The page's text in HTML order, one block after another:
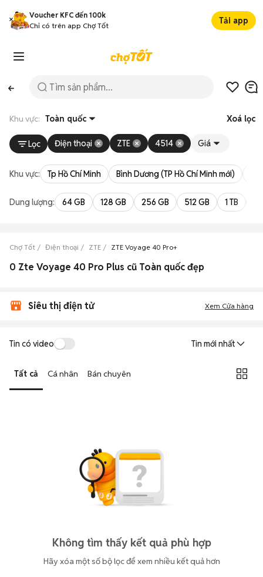
Voucher KFC đến 100k
Chỉ có trên app Chợ Tốt
Tải app
Khu vực: Toàn quốc Xoá lọc
Lọc Điện thoại ZTE 4514 Giá
Khu vực: Tp Hồ Chí Minh Bình Dương (TP Hồ Chí Minh mới)
Dung lượng: 64 GB 128 GB 256 GB 512 GB 1 TB
Chợ Tốt Điện thoại ZTE ZTE Voyage 40 Pro+
0 Zte Voyage 40 Pro Plus cũ Toàn quốc đẹp
Siêu thị điện tử Xem Cửa hàng
Tin có video Tin mới nhất
Tất cả Cá nhân Bán chuyên
Không tìm thấy kết quả phù hợp
Hãy xóa một số bộ lọc để xem nhiều kết quả hơn